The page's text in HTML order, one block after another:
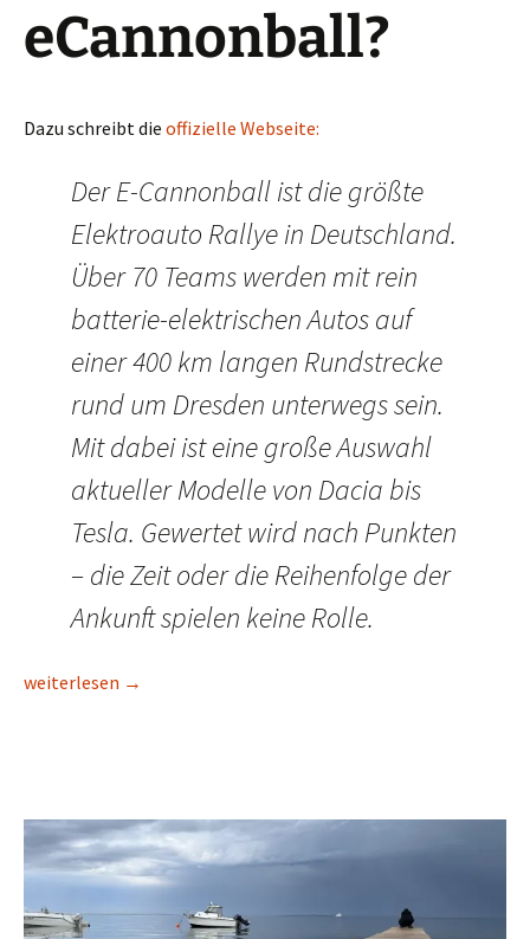
eCannonball?
Dazu schreibt die offizielle Webseite:
Der E-Cannonball ist die größte
Elektroauto Rallye in Deutschland.
Über 70 Teams werden mit rein
batterie-elektrischen Autos auf
einer 400 km langen Rundstrecke
rund um Dresden unterwegs sein.
Mit dabei ist eine große Auswahl
aktueller Modelle von Dacia bis
Tesla. Gewertet wird nach Punkten
– die Zeit oder die Reihenfolge der
Ankunft spielen keine Rolle.
eCannonball 2024 ein Rausch geht zu Ende
weiterlesen →